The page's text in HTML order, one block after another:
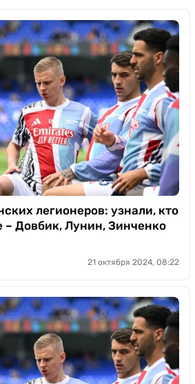
легионеров: узнали, кто
– Довбик, Лунин, Зинченко
21 октября 2024, 08:22